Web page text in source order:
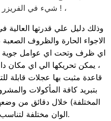
شيء في الفريزر خلال 15 دقيقة فقط ! ،
وذلك دليل علي قدرتها العالية
الاجواء الحارة والظروف
اي ظرف وتحت اي عوامل جوية
، يمكن تحريكها الي اي مكان
قاعدة مثبت بها عجلات قابلة
بتبريد كافة المأكولات
المختلفة) خلال دقائق من
الوان مختلفة لتناسب كافة التصاميم.